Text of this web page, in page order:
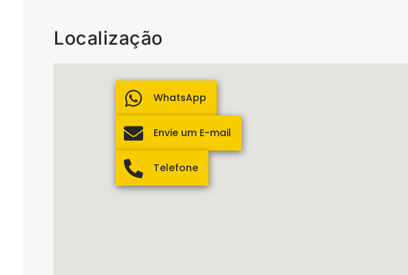
Localização
WhatsApp
Envie um E-mail
Telefone